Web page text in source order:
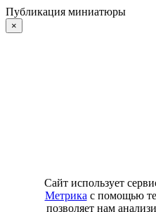
Публикация миниатюры
×
Сайт использует
Метрика с помощью
позволяет нам